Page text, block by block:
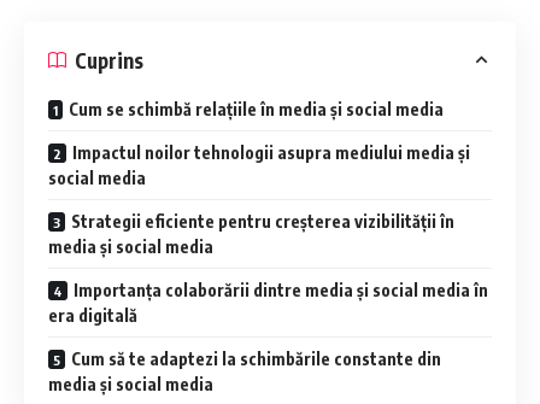
Cuprins
Cum se schimbă relațiile în media și social media
Impactul noilor tehnologii asupra mediului media și
social media
Strategii eficiente pentru creșterea vizibilității în
media și social media
Importanța colaborării dintre media și social media în
era digitală
Cum să te adaptezi la schimbările constante din
media și social media